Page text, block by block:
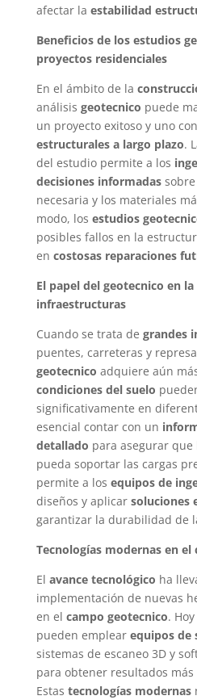
afectar la estabilidad
Beneficios de los estudios
proyectos residenciales
En el ámbito de la
análisis geotecnico puede
un proyecto exitoso y uno
estructurales a largo plazo.
del estudio permite a los
decisiones informadassobre
necesaria y los materiales
modo, los estudios
posibles fallos en la
en costosas reparaciones
El papel del geotecnico en
infraestructuras
Cuando se trata de grandes
puentes, carreteras y
geotecnico adquiere aún
condiciones del suelo
significativamente en
esencial contar con un
detallado para asegurar
pueda soportar las cargas
permite a los equipos de
diseños y aplicar soluciones
garantizar la durabilidad de
Tecnologías modernas en el
El avance tecnológico ha
implementación de nuevas
en el campo geotecnico.
pueden emplear equipos de
sistemas de escaneo 3D y
para obtener resultados
Estas tecnologías modernas